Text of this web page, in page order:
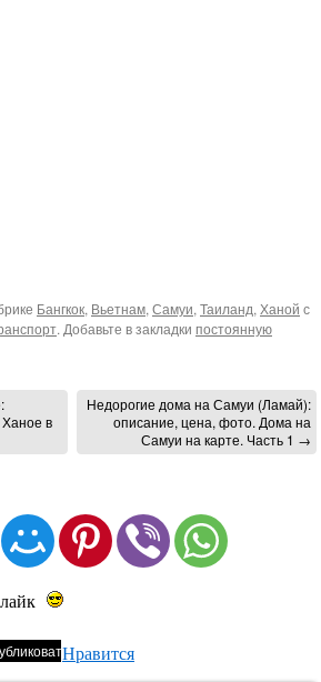
Бангкок, Вьетнам, Самуи, Таиланд, Ханой с
. Добавьте в закладки постоянную
Ханое в
Недорогие дома на Самуи (Ламай):
описание, цена, фото. Дома на
Самуи на карте. Часть 1 →
Нравится